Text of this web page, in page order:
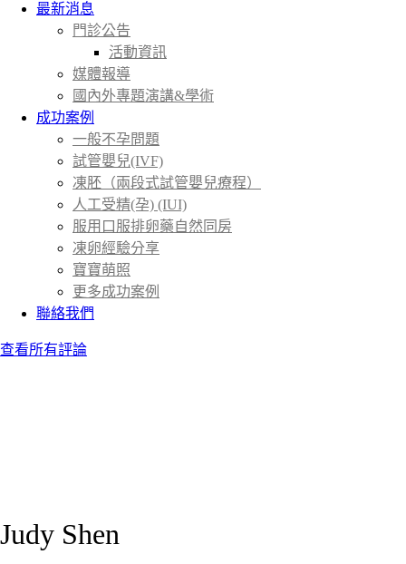
最新消息
門診公告
活動資訊
媒體報導
國內外專題演講&學術
成功案例
一般不孕問題
試管嬰兒(IVF)
凍胚（兩段式試管嬰兒療程）
人工受精(孕) (IUI)
服用口服排卵藥自然同房
凍卵經驗分享
寶寶萌照
更多成功案例
聯絡我們
查看所有評論
Judy Shen